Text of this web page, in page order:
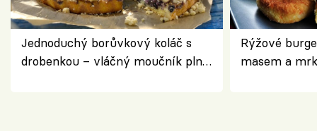
Jednoduchý borůvkový koláč s
drobenkou – vláčný moučník plný
Rýžové
masem a